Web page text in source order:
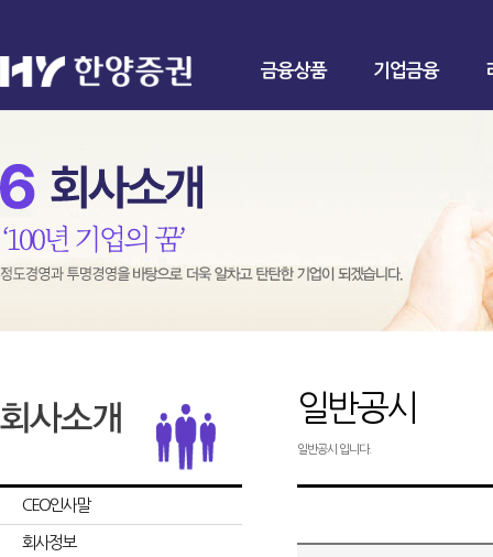
금융상품 기업금융
CEO인사말
회사정보
일반공시
일반공시 입니다.